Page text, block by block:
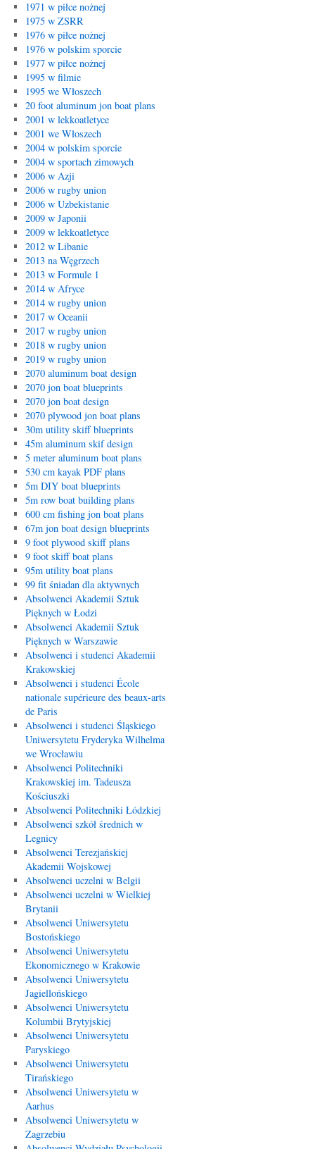
1971 w piłce nożnej
1975 w ZSRR
1976 w piłce nożnej
1976 w polskim sporcie
1977 w piłce nożnej
1995 w filmie
1995 we Włoszech
20 foot aluminum jon boat plans
2001 w lekkoatletyce
2001 we Włoszech
2004 w polskim sporcie
2004 w sportach zimowych
2006 w Azji
2006 w rugby union
2006 w Uzbekistanie
2009 w Japonii
2009 w lekkoatletyce
2012 w Libanie
2013 na Węgrzech
2013 w Formule 1
2014 w Afryce
2014 w rugby union
2017 w Oceanii
2017 w rugby union
2018 w rugby union
2019 w rugby union
2070 aluminum boat design
2070 jon boat blueprints
2070 jon boat design
2070 plywood jon boat plans
30m utility skiff blueprints
45m aluminum skif design
5 meter aluminum boat plans
530 cm kayak PDF plans
5m DIY boat blueprints
5m row boat building plans
600 cm fishing jon boat plans
67m jon boat design blueprints
9 foot plywood skiff plans
9 foot skiff boat plans
95m utility boat plans
99 fit śniadan dla aktywnych
Absolwenci Akademii Sztuk
Pięknych w Łodzi
Absolwenci Akademii Sztuk
Pięknych w Warszawie
Absolwenci i studenci Akademii
Krakowskiej
Absolwenci i studenci École
nationale supérieure des beaux-arts
de Paris
Absolwenci i studenci Śląskiego
Uniwersytetu Fryderyka Wilhelma
we Wrocławiu
Absolwenci Politechniki
Krakowskiej im. Tadeusza
Kościuszki
Absolwenci Politechniki Łódzkiej
Absolwenci szkół średnich w
Legnicy
Absolwenci Terezjańskiej
Akademii Wojskowej
Absolwenci uczelni w Belgii
Absolwenci uczelni w Wielkiej
Brytanii
Absolwenci Uniwersytetu
Bostońskiego
Absolwenci Uniwersytetu
Ekonomicznego w Krakowie
Absolwenci Uniwersytetu
Jagiellońskiego
Absolwenci Uniwersytetu
Kolumbii Brytyjskiej
Absolwenci Uniwersytetu
Paryskiego
Absolwenci Uniwersytetu
Tirańskiego
Absolwenci Uniwersytetu w
Aarhus
Absolwenci Uniwersytetu w
Zagrzebiu